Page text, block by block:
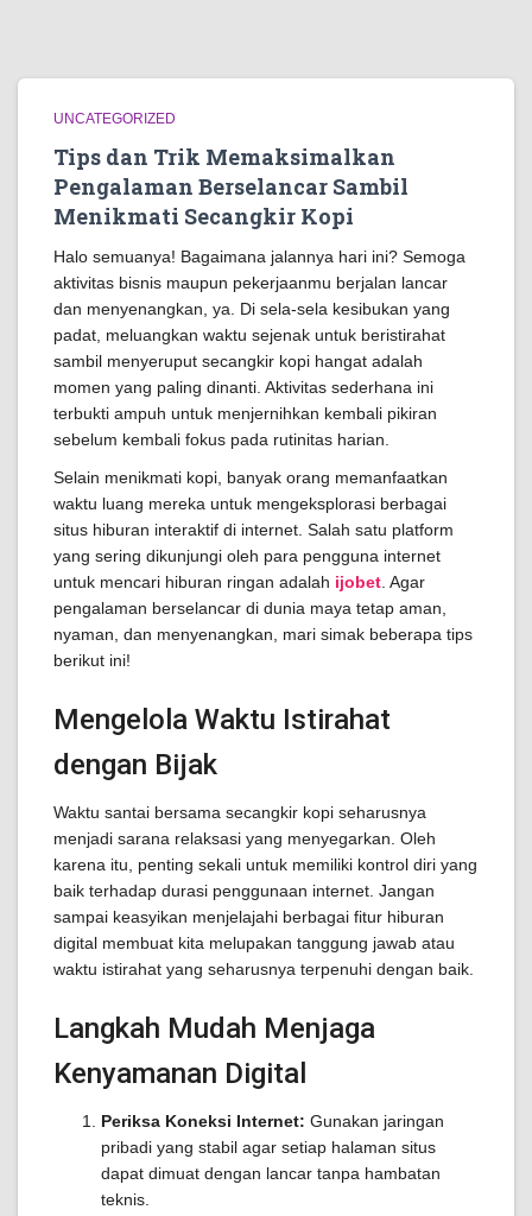
UNCATEGORIZED
Tips dan Trik Memaksimalkan
Pengalaman Berselancar Sambil
Menikmati Secangkir Kopi
Halo semuanya! Bagaimana jalannya hari ini? Semoga
aktivitas bisnis maupun pekerjaanmu berjalan lancar
dan menyenangkan, ya. Di sela-sela kesibukan yang
padat, meluangkan waktu sejenak untuk beristirahat
sambil menyeruput secangkir kopi hangat adalah
momen yang paling dinanti. Aktivitas sederhana ini
terbukti ampuh untuk menjernihkan kembali pikiran
sebelum kembali fokus pada rutinitas harian.
Selain menikmati kopi, banyak orang memanfaatkan
waktu luang mereka untuk mengeksplorasi berbagai
situs hiburan interaktif di internet. Salah satu platform
yang sering dikunjungi oleh para pengguna internet
untuk mencari hiburan ringan adalah ijobet . Agar
pengalaman berselancar di dunia maya tetap aman,
nyaman, dan menyenangkan, mari simak beberapa tips
berikut ini!
Mengelola Waktu Istirahat
dengan Bijak
Waktu santai bersama secangkir kopi seharusnya
menjadi sarana relaksasi yang menyegarkan. Oleh
karena itu, penting sekali untuk memiliki kontrol diri yang
baik terhadap durasi penggunaan internet. Jangan
sampai keasyikan menjelajahi berbagai fitur hiburan
digital membuat kita melupakan tanggung jawab atau
waktu istirahat yang seharusnya terpenuhi dengan baik.
Langkah Mudah Menjaga
Kenyamanan Digital
Periksa Koneksi Internet: Gunakan jaringan
pribadi yang stabil agar setiap halaman situs
dapat dimuat dengan lancar tanpa hambatan
teknis.